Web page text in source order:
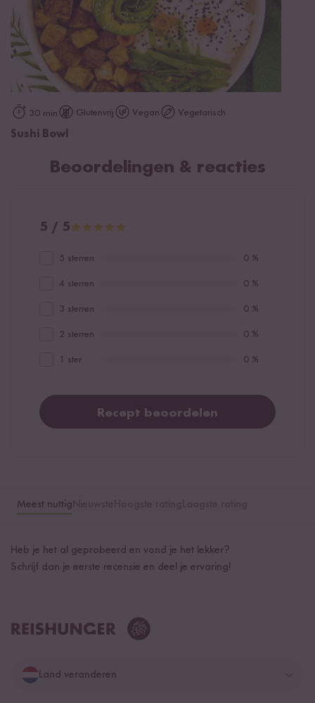
30 min Glutenvrij Vegan Vegetarisch
Sushi Bowl
Beoordelingen & reacties
5 / 5
5 sterren 0 %
4 sterren 0 %
3 sterren 0 %
2 sterren 0 %
1 ster 0 %
Recept beoordelen
Meest nuttig
Heb je het al geprobeerd en vond je het lekker?
Schrijf dan je eerste recensie en deel je ervaring!
Land veranderen